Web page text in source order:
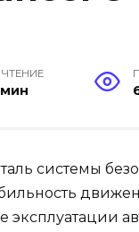
мин
системы
эксплуатации